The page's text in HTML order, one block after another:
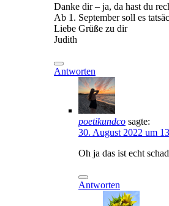
Danke dir – ja, da hast du
Ab 1. September soll es
Liebe Grüße zu dir
Judith
Antworten
poetikundco sagte:
30. August 2022 um
Oh ja das ist echt
Antworten